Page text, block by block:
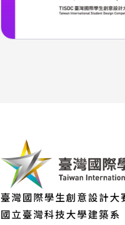
臺灣國際學生創意設計大
國立臺灣科技大學建築系